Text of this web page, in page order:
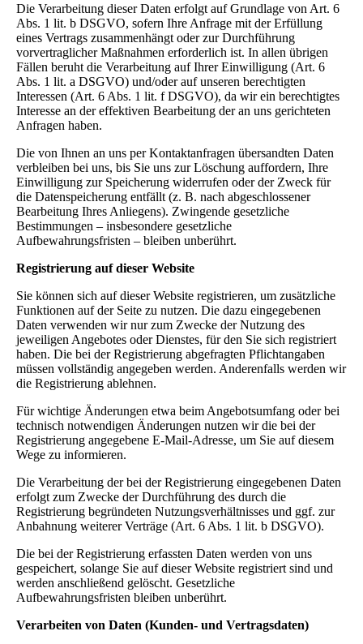
Die Verarbeitung dieser Daten erfolgt auf Grundlage von Art. 6
Abs. 1 lit. b DSGVO, sofern Ihre Anfrage mit der Erfüllung
eines Vertrags zusammenhängt oder zur Durchführung
vorvertraglicher Maßnahmen erforderlich ist. In allen übrigen
Fällen beruht die Verarbeitung auf Ihrer Einwilligung (Art. 6
Abs. 1 lit. a DSGVO) und/oder auf unseren berechtigten
Interessen (Art. 6 Abs. 1 lit. f DSGVO), da wir ein berechtigtes
Interesse an der effektiven Bearbeitung der an uns gerichteten
Anfragen haben.
Die von Ihnen an uns per Kontaktanfragen übersandten Daten
verbleiben bei uns, bis Sie uns zur Löschung auffordern, Ihre
Einwilligung zur Speicherung widerrufen oder der Zweck für
die Datenspeicherung entfällt (z. B. nach abgeschlossener
Bearbeitung Ihres Anliegens). Zwingende gesetzliche
Bestimmungen – insbesondere gesetzliche
Aufbewahrungsfristen – bleiben unberührt.
Registrierung auf dieser Website
Sie können sich auf dieser Website registrieren, um zusätzliche
Funktionen auf der Seite zu nutzen. Die dazu eingegebenen
Daten verwenden wir nur zum Zwecke der Nutzung des
jeweiligen Angebotes oder Dienstes, für den Sie sich registriert
haben. Die bei der Registrierung abgefragten Pflichtangaben
müssen vollständig angegeben werden. Anderenfalls werden wir
die Registrierung ablehnen.
Für wichtige Änderungen etwa beim Angebotsumfang oder bei
technisch notwendigen Änderungen nutzen wir die bei der
Registrierung angegebene E-Mail-Adresse, um Sie auf diesem
Wege zu informieren.
Die Verarbeitung der bei der Registrierung eingegebenen Daten
erfolgt zum Zwecke der Durchführung des durch die
Registrierung begründeten Nutzungsverhältnisses und ggf. zur
Anbahnung weiterer Verträge (Art. 6 Abs. 1 lit. b DSGVO).
Die bei der Registrierung erfassten Daten werden von uns
gespeichert, solange Sie auf dieser Website registriert sind und
werden anschließend gelöscht. Gesetzliche
Aufbewahrungsfristen bleiben unberührt.
Verarbeiten von Daten (Kunden- und Vertragsdaten)